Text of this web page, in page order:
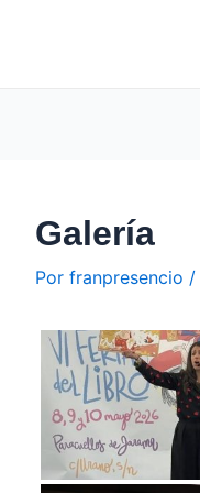
Galería
Por franpresencio /